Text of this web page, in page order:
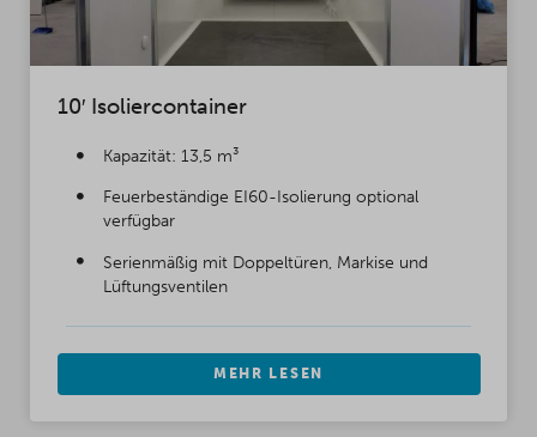
10′ Isoliercontainer
Kapazität: 13,5 m³
Feuerbeständige EI60-Isolierung optional
verfügbar
Serienmäßig mit Doppeltüren, Markise und
Lüftungsventilen
MEHR LESEN